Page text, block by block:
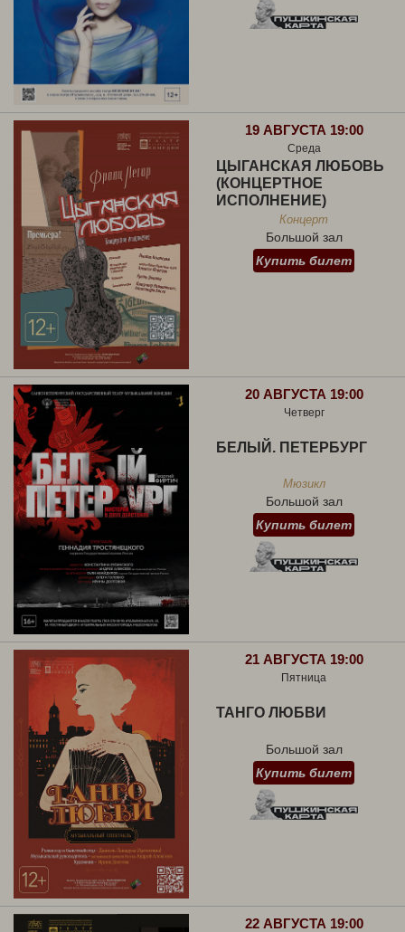
19 АВГУСТА 19:00
Среда
ЦЫГАНСКАЯ ЛЮБОВЬ
(КОНЦЕРТНОЕ
ИСПОЛНЕНИЕ)
Концерт
Большой зал
Купить билет
20 АВГУСТА 19:00
Четверг
БЕЛЫЙ. ПЕТЕРБУРГ
Мюзикл
Большой зал
Купить билет
21 АВГУСТА 19:00
Пятница
ТАНГО ЛЮБВИ
Большой зал
Купить билет
22 АВГУСТА 19:00